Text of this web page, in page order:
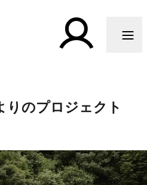
りのプロジェクト